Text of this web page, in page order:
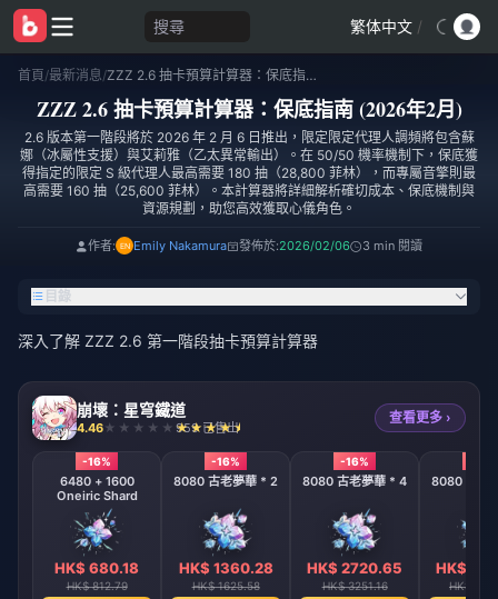
搜尋 繁体中文 /
首頁/最新消息/ ZZZ 2.6 抽卡預算計算器：保底指南 (2026年2月)
ZZZ 2.6 抽卡預算計算器：保底指南 (2026年2月)
2.6 版本第一階段將於 2026 年 2 月 6 日推出，限定限定代理人調頻將包含蘇
娜（冰屬性支援）與艾莉雅（乙太異常輸出）。在 50/50 機率機制下，保底獲
得指定的限定 S 級代理人最高需要 180 抽（28,800 菲林），而專屬音擎則最
高需要 160 抽（25,600 菲林）。本計算器將詳細解析確切成本、保底機制與
資源規劃，助您高效獲取心儀角色。
作者: Emily Nakamura 發佈於:2026/02/06 3 min 閱讀
目錄
深入了解 ZZZ 2.6 第一階段抽卡預算計算器
崩壞：星穹鐵道
4.46 959 已售出
查看更多 ›
-16%
6480 + 1600
Oneiric Shard
HK$ 680.18
HK$ 812.79
-16%
8080 古老夢華 * 2
HK$ 1360.28
HK$ 1625.58
-16%
8080 古老夢華 * 4
HK$ 2720.65
HK$ 3251.16
8080 古老
HK$
HK$